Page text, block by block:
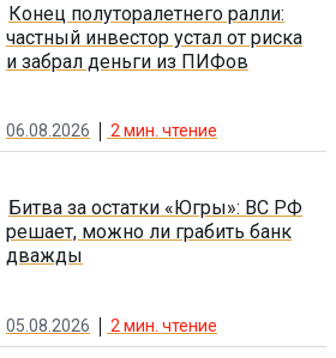
Конец полуторалетнего ралли:
частный инвестор устал от риска
и забрал деньги из ПИФов
06.08.2026 2 мин. чтение
Битва за остатки «Югры»: ВС РФ
решает, можно ли грабить банк
дважды
05.08.2026 2 мин. чтение